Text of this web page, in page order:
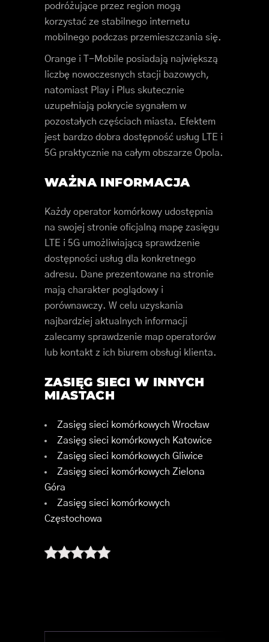
podróżujące przez region mogą
korzystać ze stabilnego internetu
mobilnego podczas przemieszczania się.
Orange i T-Mobile posiadają największą
liczbę nowoczesnych stacji bazowych,
natomiast Play i Plus skutecznie
uzupełniają pokrycie sygnałem w
pozostałych częściach miasta. Efektem
jest bardzo dobra dostępność usług LTE i
5G praktycznie na całym obszarze Opola.
WAŻNA INFORMACJA
Każdy operator komórkowy udostępnia
na swojej stronie oficjalną mapę zasięgu
LTE i 5G umożliwiającą sprawdzenie
dostępności usług dla konkretnego
adresu. Dane prezentowane na stronie
mają charakter poglądowy i
porównawczy. W celu uzyskania
najbardziej aktualnych informacji
zalecamy sprawdzenie map operatorów
lub kontakt z ich biurem obsługi klienta.
ZASIĘG SIECI W INNYCH
MIASTACH
Zasięg sieci komórkowych Wrocław
Zasięg sieci komórkowych Katowice
Zasięg sieci komórkowych Gliwice
Zasięg sieci komórkowych Zielona
Góra
Zasięg sieci komórkowych
Częstochowa